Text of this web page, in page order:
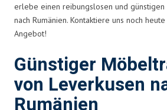
erlebe einen reibungslosen und günstigen
nach Rumänien. Kontaktiere uns noch
Angebot!
Günstiger
von Leverkusen